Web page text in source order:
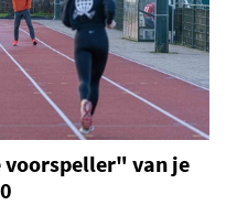
voorspeller" van je